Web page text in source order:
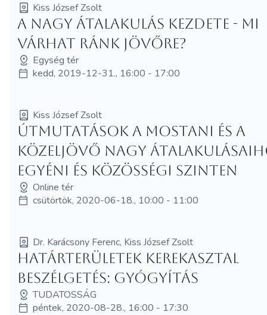
Kiss József Zsolt
A nagy átalakulás kezdete - mi
várhat ránk jövőre?
Egység tér
kedd, 2019-12-31., 16:00 - 17:00
Kiss József Zsolt
Útmutatások a mostani és a
közeljövő nagy
egyéni és közösségi szinten
Online tér
csütörtök, 2020-06-18., 10:00 - 11:00
Dr. Karácsony Ferenc, Kiss József Zsolt
Határterületek kerekasztal
beszélgetés: Gyógyítás
TUDATOSSÁG
péntek, 2020-08-28., 16:00 - 17:30